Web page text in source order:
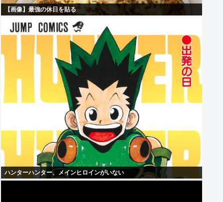
【画像】最強の休日を貼る
ハンターハンター、メインヒロインがいない